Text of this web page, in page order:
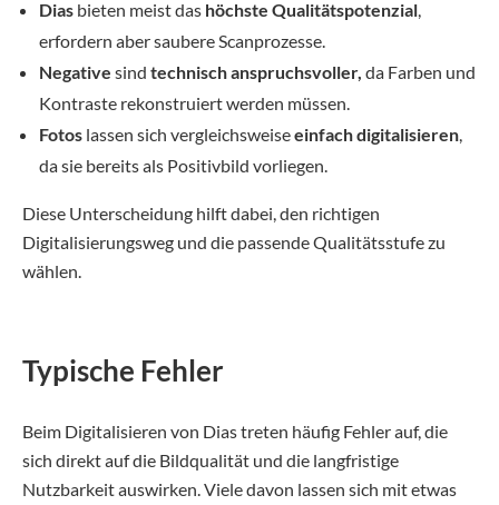
Dias bieten meist das höchste Qualitätspotenzial,
erfordern aber saubere Scanprozesse.
Negative sind technisch anspruchsvoller, da Farben und
Kontraste rekonstruiert werden müssen.
Fotos lassen sich vergleichsweiseeinfach digitalisieren,
da sie bereits als Positivbild vorliegen.
Diese Unterscheidung hilft dabei, den richtigen
Digitalisierungsweg und die passende Qualitätsstufe zu
wählen.
Typische Fehler
Beim Digitalisieren von Dias treten häufig Fehler auf, die
sich direkt auf die Bildqualität und die langfristige
Nutzbarkeit auswirken. Viele davon lassen sich mit etwas